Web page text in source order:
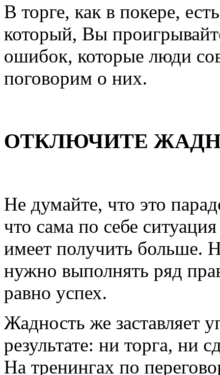
В торге, как в покере,
который, Вы
ошибок, которые люди
поговорим о них.
ОТКЛЮЧИТЕ
Не думайте, что это
что сама по себе
имеет получить больше.
нужно выполнять ряд
равно успех.
Жадность же заставляет
результате: ни торга, ни
На тренингах по